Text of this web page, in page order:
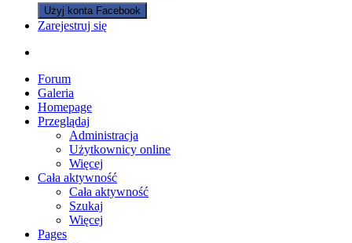
Użyj konta Facebook
Zarejestruj się
Forum
Galeria
Homepage
Przeglądaj
Administracja
Użytkownicy online
Więcej
Cała aktywność
Cała aktywność
Szukaj
Więcej
Pages